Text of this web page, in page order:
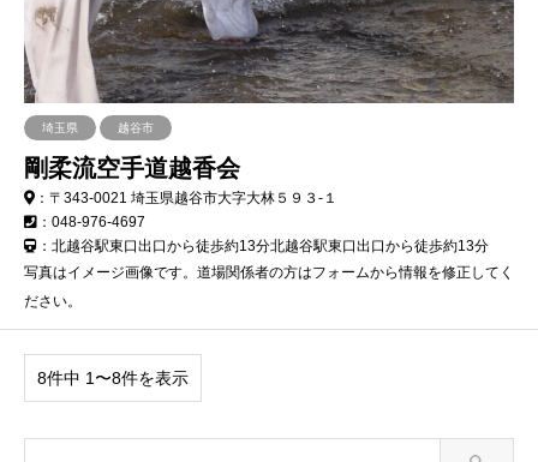
埼玉県 越谷市
剛柔流空手道越香会
：〒343-0021 埼玉県越谷市大字大林５９３-１
：048-976-4697
：北越谷駅東口出口から徒歩約13分北越谷駅東口出口から徒歩約13分
写真はイメージ画像です。道場関係者の方はフォームから情報を修正してく
ださい。
8件中 1〜8件を表示